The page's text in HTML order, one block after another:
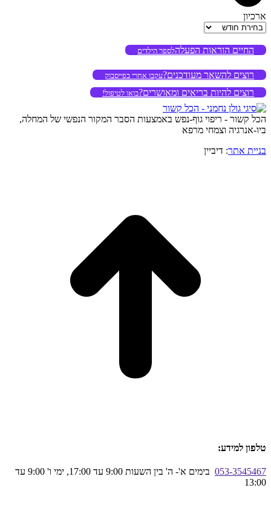
ארכיון
ארכיון
החיים הוראות הפעלהלספר הילדים
רוצים להשאר מעודכנים?עקבו אחרי בפייסבוק
רוצים להיות בריאים ומאושרים?בואו לטיפול!
הכל קשור - ריפוי גוף-נפש באמצעות הסבר המקור הנפשי של המחלה,
ביו-אנרגיה וצמחי מרפא
בניית אתר: דיביין
טלפון למידע:
053-3545467
בימים א'- ה' בין השעות 9:00 עד 17:00, ימי ו' 9:00 עד
13:00